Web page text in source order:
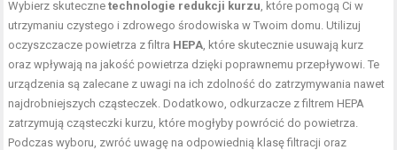
Wybierz skutecznetechnologie redukcji kurzu, które pomogą Ci w
utrzymaniu czystego i zdrowego środowiska w Twoim domu. Utilizuj
oczyszczacze powietrza z filtra HEPA, które skutecznie usuwają kurz
oraz wpływają na jakość powietrza dzięki poprawnemu przepływowi. Te
urządzenia są zalecane z uwagi na ich zdolność do zatrzymywania nawet
najdrobniejszych cząsteczek. Dodatkowo, odkurzacze z filtrem HEPA
zatrzymują cząsteczki kurzu, które mogłyby powrócić do powietrza.
Podczas wyboru, zwróć uwagę na odpowiednią klasę filtracji oraz